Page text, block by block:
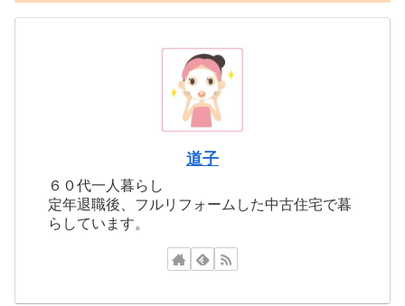
道子
６０代一人暮らし
定年退職後、フルリフォームした中古住宅で暮
らしています。